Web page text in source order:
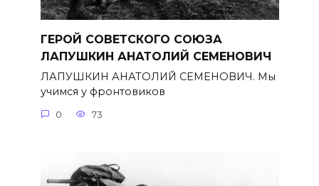
ГЕРОЙ СОВЕТСКОГО СОЮЗА
ЛАПУШКИН АНАТОЛИЙ СЕМЕНОВИЧ
ЛАПУШКИН АНАТОЛИЙ СЕМЕНОВИЧ. Мы
учимся у фронтовиков
0 73